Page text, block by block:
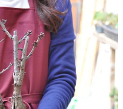
ですが、未熟で枯らして
も行けず、もう一度き
購入。
め、正直咲き終わりかと
始め満開になりました。